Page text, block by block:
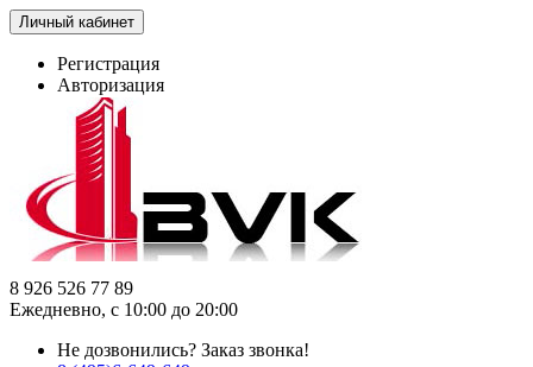
Личный кабинет
Регистрация
Авторизация
8 926 526 77 89
Ежедневно, с 10:00 до 20:00
Не дозвонились? Заказ звонка!